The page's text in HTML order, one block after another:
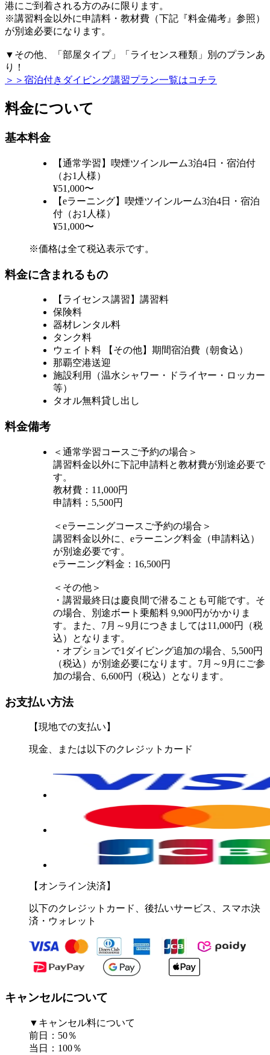
港にご到着される方のみに限ります。
※講習料金以外に申請料・教材費（下記『料金備考』参照）
が別途必要になります。
▼その他、「部屋タイプ」「ライセンス種類」別のプランあ
り！
＞＞宿泊付きダイビング講習プラン一覧はコチラ
料金について
基本料金
【通常学習】喫煙ツインルーム3泊4日・宿泊付
（お1人様）
¥51,000〜
【eラーニング】喫煙ツインルーム3泊4日・宿泊
付（お1人様）
¥51,000〜
※価格は全て税込表示です。
料金に含まれるもの
【ライセンス講習】講習料
保険料
器材レンタル料
タンク料
ウェイト料 【その他】期間宿泊費（朝食込）
那覇空港送迎
施設利用（温水シャワー・ドライヤー・ロッカー
等）
タオル無料貸し出し
料金備考
＜通常学習コースご予約の場合＞
講習料金以外に下記申請料と教材費が別途必要で
す。
教材費：11,000円
申請料：5,500円
＜eラーニングコースご予約の場合＞
講習料金以外に、eラーニング料金（申請料込）
が別途必要です。
eラーニング料金：16,500円
＜その他＞
・講習最終日は慶良間で潜ることも可能です。そ
の場合、別途ボート乗船料 9,900円がかかりま
す。また、7月～9月につきましては11,000円（税
込）となります。
・オプションで1ダイビング追加の場合、5,500円
（税込）が別途必要になります。7月～9月にご参
加の場合、6,600円（税込）となります。
お支払い方法
【現地での支払い】
現金、または以下のクレジットカード
【オンライン決済】
以下のクレジットカード、後払いサービス、スマホ決
済・ウォレット
キャンセルについて
▼キャンセル料について
前日：50％
当日：100％